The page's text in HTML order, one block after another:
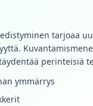
tarjoaa
perinteisiä
ymmärrys